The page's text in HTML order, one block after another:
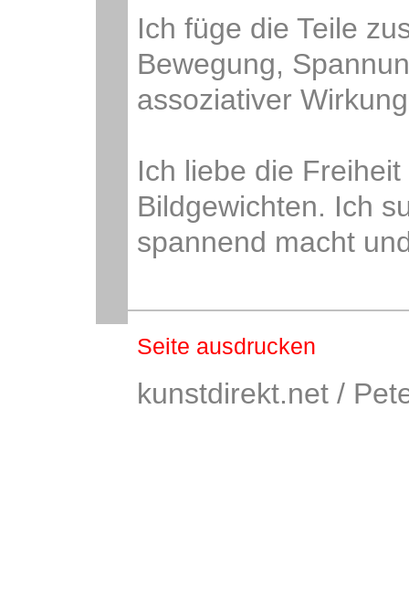
Ich füge die Teile
Bewegung,
assoziativer
Ich liebe die
Bildgewichten. Ich
spannend macht
Seite ausdrucken
kunstdirekt.net /